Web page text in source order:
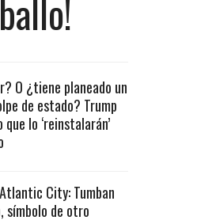
O ¿tiene planeado un
de estado? Trump
lo ‘reinstalarán’
City: Tumban
símbolo de otro